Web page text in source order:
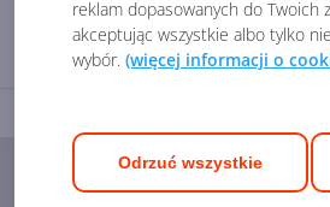
reklam dopasowanych do Twoich
akceptując wszystkie albo tylko
wybór. (więcej informacji o
Odrzuć wszystkie